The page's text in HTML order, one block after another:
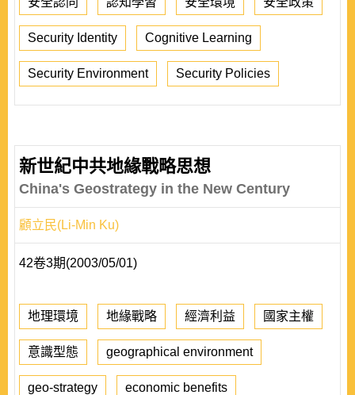
Security Identity Cognitive Learning
Security Environment Security Policies
新世紀中共地緣戰略思想
China's Geostrategy in the New Century
顧立民(Li-Min Ku)
42卷3期(2003/05/01)
地理環境 地緣戰略 經濟利益 國家主權
意識型態 geographical environment
geo-strategy economic benefits